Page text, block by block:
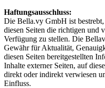
Haftungsausschluss:
Die Bella.vy GmbH ist
diesen Seiten die richtigen und
Verfügung zu stellen. Die
Gewähr für Aktualität,
diesen Seiten bereitgestellten
Inhalte externer Seiten, auf
direkt oder indirekt verwiesen
Einfluss.